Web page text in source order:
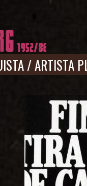
/ARTISTA